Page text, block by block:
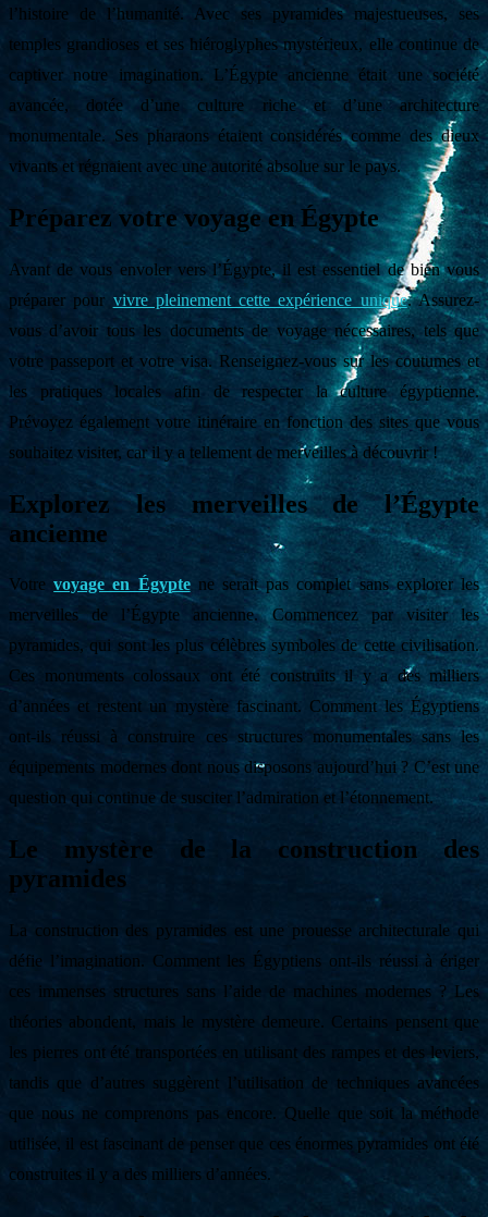
l’histoire de l’humanité. Avec ses pyramides majestueuses, ses
temples grandioses et ses hiéroglyphes mystérieux, elle continue de
captiver notre imagination. L’Égypte ancienne était une société
avancée, dotée d’une culture riche et d’une architecture
monumentale. Ses pharaons étaient considérés comme des dieux
vivants et régnaient avec une autorité absolue sur le pays.
Préparez votre voyage en Égypte
Avant de vous envoler vers l’Égypte, il est essentiel de bien vous
préparer pour vivre pleinement cette expérience unique. Assurez-
vous d’avoir tous les documents de voyage nécessaires, tels que
votre passeport et votre visa. Renseignez-vous sur les coutumes et
les pratiques locales afin de respecter la culture égyptienne.
Prévoyez également votre itinéraire en fonction des sites que vous
souhaitez visiter, car il y a tellement de merveilles à découvrir !
Explorez les merveilles de l’Égypte
ancienne
Votrevoyage en Égyptene serait pas complet sans explorer les
merveilles de l’Égypte ancienne. Commencez par visiter les
pyramides, qui sont les plus célèbres symboles de cette civilisation.
Ces monuments colossaux ont été construits il y a des milliers
d’années et restent un mystère fascinant. Comment les Égyptiens
ont-ils réussi à construire ces structures monumentales sans les
équipements modernes dont nous disposons aujourd’hui ? C’est une
question qui continue de susciter l’admiration et l’étonnement.
Le mystère de la construction des
pyramides
La construction des pyramides est une prouesse architecturale qui
défie l’imagination. Comment les Égyptiens ont-ils réussi à ériger
ces immenses structures sans l’aide de machines modernes ? Les
théories abondent, mais le mystère demeure. Certains pensent que
les pierres ont été transportées en utilisant des rampes et des leviers,
tandis que d’autres suggèrent l’utilisation de techniques avancées
que nous ne comprenons pas encore. Quelle que soit la méthode
utilisée, il est fascinant de penser que ces énormes pyramides ont été
construites il y a des milliers d’années.